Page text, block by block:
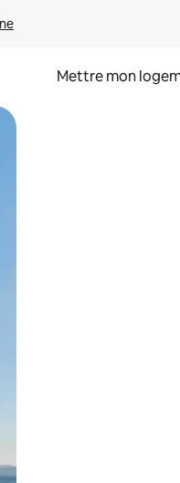
Mettre mon